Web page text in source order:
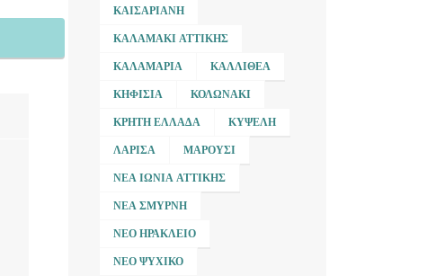
ΚΑΙΣΑΡΙΑΝΉ
ΚΑΛΑΜΆΚΙ ΑΤΤΙΚΉΣ
ΚΑΛΑΜΑΡΙΆ ΚΑΛΛΙΘΈΑ
ΚΗΦΙΣΙΆ ΚΟΛΩΝΆΚΙ
ΚΡΉΤΗ ΕΛΛΆΔΑ ΚΥΨΈΛΗ
ΛΆΡΙΣΑ ΜΑΡΟΎΣΙ
ΝΈΑ ΙΩΝΊΑ ΑΤΤΙΚΉΣ
ΝΈΑ ΣΜΎΡΝΗ
ΝΈΟ ΗΡΆΚΛΕΙΟ
ΝΈΟ ΨΥΧΙΚΌ